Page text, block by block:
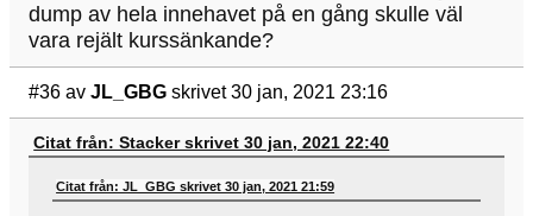
dump av hela innehavet på en gång skulle väl
vara rejält kurssänkande?
#36 av JL_GBG skrivet 30 jan, 2021 23:16
Citat från: Stacker skrivet 30 jan, 2021 22:40
Citat från: JL_GBG skrivet 30 jan, 2021 21:59